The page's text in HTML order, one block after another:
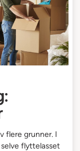
flere grunner. I
flyttelasset